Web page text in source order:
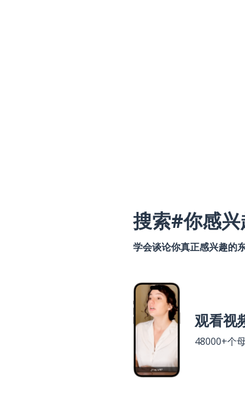
搜索#你感
学会谈论你真正感兴趣的
观看视
48000+个